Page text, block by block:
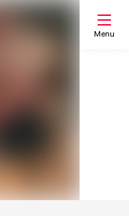
Menu